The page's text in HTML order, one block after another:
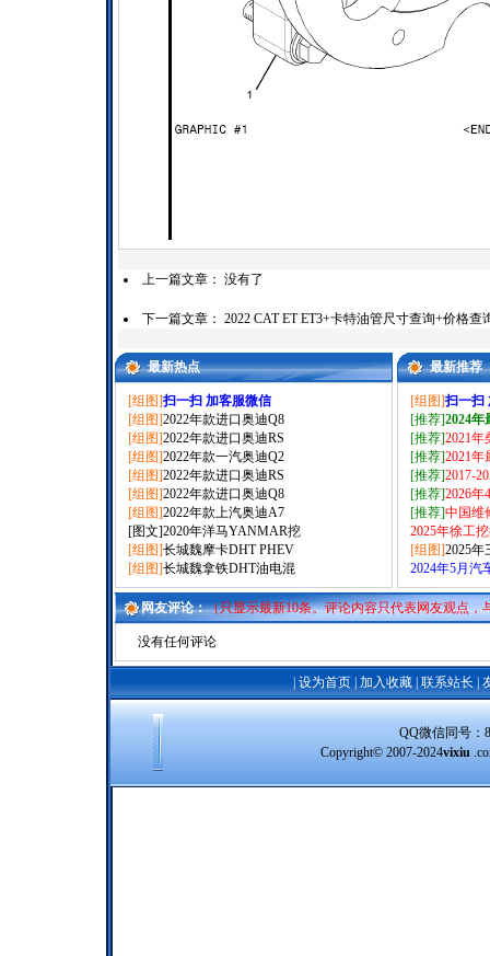
上一篇文章： 没有了
下一篇文章： 2022 CAT ET ET3+卡特油管尺寸查询+价格
最新热点 最新推荐
[组图]扫一扫 加客服微信
[组图]2022年款进口奥迪Q8
[组图]2022年款进口奥迪RS
[组图]2022年款一汽奥迪Q2
[组图]2022年款进口奥迪RS
[组图]2022年款进口奥迪Q8
[组图]2022年款上汽奥迪A7
[图文]2020年洋马YANMAR挖
[组图]长城魏摩卡DHT PHEV
[组图]长城魏拿铁DHT油电混
[组图]扫一扫
[推荐]2024年
[推荐]2021年
[推荐]2021年
[推荐]2017-
[推荐]2026年
[推荐]中国维
2025年徐工
[组图]2025年
2024年5月汽
网友评论：（只显示最新10条。评论内容只代表网友观点，
没有任何评论
设为首页| 加入收藏| 联系站长
QQ微信同号：
Copyright© 2007-2024vixiu